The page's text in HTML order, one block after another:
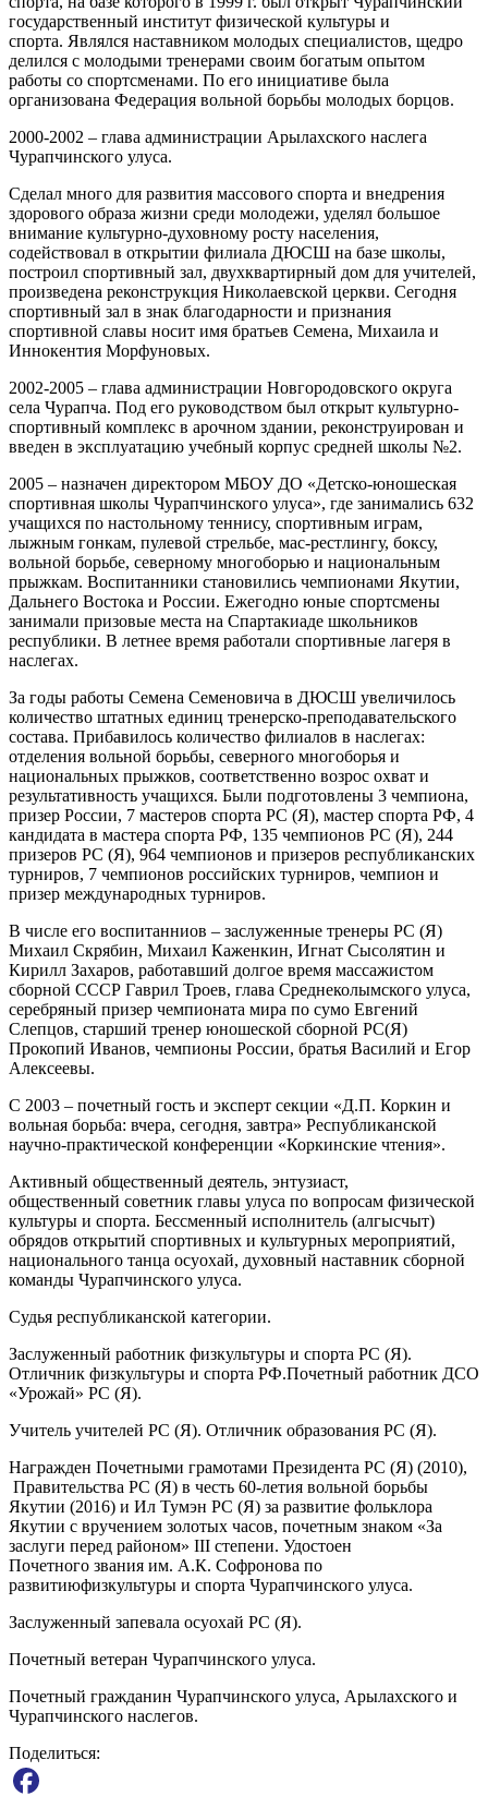
государственный институт физической культуры и
спорта. Являлся наставником молодых специалистов, щедро
делился с молодыми тренерами своим богатым опытом
работы со спортсменами. По его инициативе была
организована Федерация вольной борьбы молодых борцов.
2000-2002 – глава администрации Арылахского наслега
Чурапчинского улуса.
Сделал много для развития массового спорта и внедрения
здорового образа жизни среди молодежи, уделял большое
внимание культурно-духовному росту населения,
содействовал в открытии филиала ДЮСШ на базе школы,
построил спортивный зал, двухквартирный дом для учителей,
произведена реконструкция Николаевской церкви. Сегодня
спортивный зал в знак благодарности и признания
спортивной славы носит имя братьев Семена, Михаила и
Иннокентия Морфуновых.
2002-2005 – глава администрации Новгородовского округа
села Чурапча. Под его руководством был открыт культурно-
спортивный комплекс в арочном здании, реконструирован и
введен в эксплуатацию учебный корпус средней школы №2.
2005 – назначен директором МБОУ ДО «Детско-юношеская
спортивная школы Чурапчинского улуса», где занимались 632
учащихся по настольному теннису, спортивным играм,
лыжным гонкам, пулевой стрельбе, мас-рестлингу, боксу,
вольной борьбе, северному многоборью и национальным
прыжкам. Воспитанники становились чемпионами Якутии,
Дальнего Востока и России. Ежегодно юные спортсмены
занимали призовые места на Спартакиаде школьников
республики. В летнее время работали спортивные лагеря в
наслегах.
За годы работы Семена Семеновича в ДЮСШ увеличилось
количество штатных единиц тренерско-преподавательского
состава. Прибавилось количество филиалов в наслегах:
отделения вольной борьбы, северного многоборья и
национальных прыжков, соответственно возрос охват и
результативность учащихся. Были подготовлены 3 чемпиона,
призер России, 7 мастеров спорта РС (Я), мастер спорта РФ, 4
кандидата в мастера спорта РФ, 135 чемпионов РС (Я), 244
призеров РС (Я), 964 чемпионов и призеров республиканских
турниров, 7 чемпионов российских турниров, чемпион и
призер международных турниров.
В числе его воспитанниов – заслуженные тренеры РС (Я)
Михаил Скрябин, Михаил Каженкин, Игнат Сысолятин и
Кирилл Захаров, работавший долгое время массажистом
сборной СССР Гаврил Троев, глава Среднеколымского улуса,
серебряный призер чемпионата мира по сумо Евгений
Слепцов, старший тренер юношеской сборной РС(Я)
Прокопий Иванов, чемпионы России, братья Василий и Егор
Алексеевы.
С 2003 – почетный гость и эксперт секции «Д.П. Коркин и
вольная борьба: вчера, сегодня, завтра» Республиканской
научно-практической конференции «Коркинские чтения».
Активный общественный деятель, энтузиаст,
общественный советник главы улуса по вопросам физической
культуры и спорта. Бессменный исполнитель (алгысчыт)
обрядов открытий спортивных и культурных мероприятий,
национального танца осуохай, духовный наставник сборной
команды Чурапчинского улуса.
Судья республиканской категории.
Заслуженный работник физкультуры и спорта РС (Я).
Отличник физкультуры и спорта РФ.Почетный работник ДСО
«Урожай» РС (Я).
Учитель учителей РС (Я). Отличник образования РС (Я).
Награжден Почетными грамотами Президента РС (Я) (2010),
Правительства РС (Я) в честь 60-летия вольной борьбы
Якутии (2016) и Ил Тумэн РС (Я) за развитие фольклора
Якутии с вручением золотых часов, почетным знаком «За
заслуги перед районом» III степени. Удостоен
Почетного звания им. А.К. Софронова по
развитиюфизкультуры и спорта Чурапчинского улуса.
Заслуженный запевала осуохай РС (Я).
Почетный ветеран Чурапчинского улуса.
Почетный гражданин Чурапчинского улуса, Арылахского и
Чурапчинского наслегов.
Поделиться: